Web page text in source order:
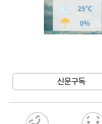
신문구독